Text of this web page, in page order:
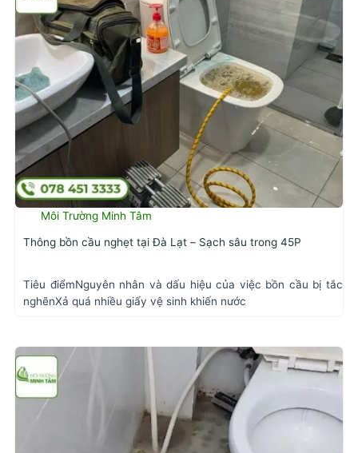
Môi Trường Minh Tâm
Thông bồn cầu nghẹt tại Đà Lạt – Sạch sâu trong 45P
Tiêu điểmNguyên nhân và dấu hiệu của việc bồn cầu bị tắc
nghẽnXả quá nhiều giấy vệ sinh khiến nước